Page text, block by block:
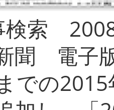
検索
聞 電子
での